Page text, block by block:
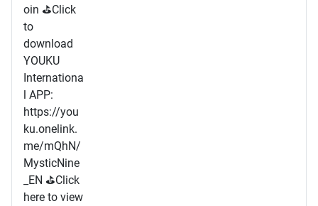
oin ⛳Click
to
download
YOUKU
Internationa
l APP:
https://you
ku.onelink.
me/mQhN/
MysticNine
_EN ⛳Click
here to view